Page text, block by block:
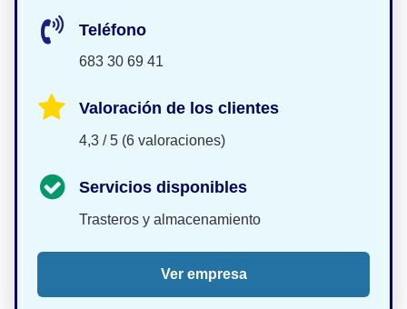
Teléfono
683 30 69 41
Valoración de los clientes
4,3 / 5 (6 valoraciones)
Servicios disponibles
Trasteros y almacenamiento
Ver empresa